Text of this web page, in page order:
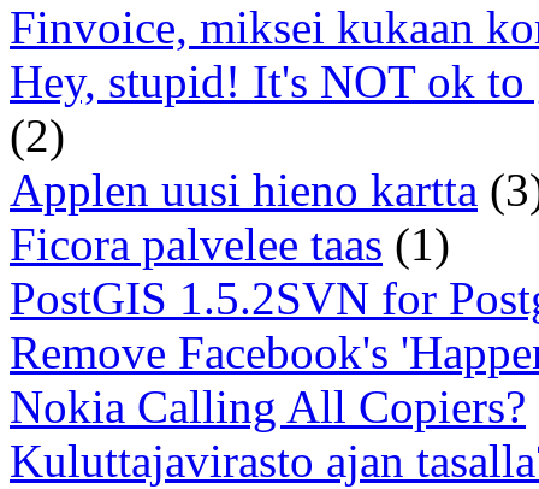
Finvoice, miksei kukaan
Hey, stupid! It's NOT ok to
(2)
Applen uusi hieno kartta
Ficora palvelee taas (1)
PostGIS 1.5.2SVN for
Remove Facebook's
Nokia Calling All Copiers?
Kuluttajavirasto ajan